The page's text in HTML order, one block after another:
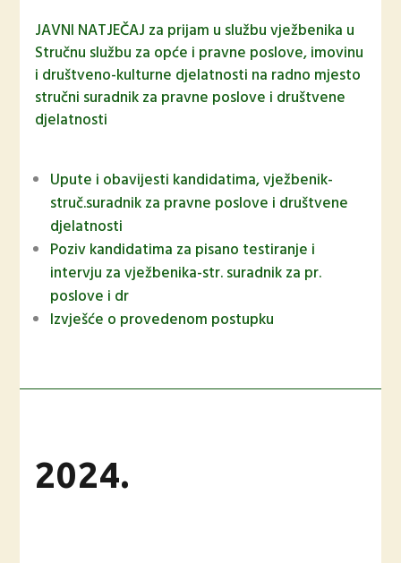
JAVNI NATJEČAJ za prijam u službu vježbenika u
Stručnu službu za opće i pravne poslove, imovinu
i društveno-kulturne djelatnosti na radno mjesto
stručni suradnik za pravne poslove i društvene
djelatnosti
Upute i obavijesti kandidatima, vježbenik-
struč.suradnik za pravne poslove i društvene
djelatnosti
Poziv kandidatima za pisano testiranje i
intervju za vježbenika-str. suradnik za pr.
poslove i dr
Izvješće o provedenom postupku
2024.